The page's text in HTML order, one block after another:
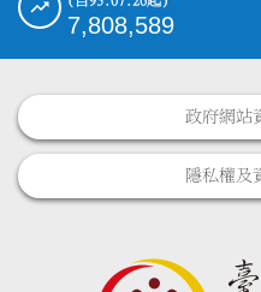
7,808,589
政府網站
隱私權及